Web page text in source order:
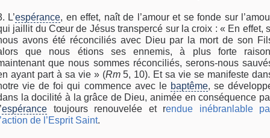
L’espérance, en effet, naît de l’amour et se fonde sur
jaillit du Cœur de Jésus transpercé sur la croix : « En effet,
avons été réconciliés avec Dieu par la mort de son
que nous étions ses ennemis, à plus forte
que nous sommes réconciliés, serons-nous
ayant part à sa vie » (Rm5, 10). Et sa vie se manifeste
vie de foi qui commence avec le baptême, se
la docilité à la grâce de Dieu, animée en conséquence
espérance toujours renouvelée et rendue inébranlable
de l’Esprit Saint.